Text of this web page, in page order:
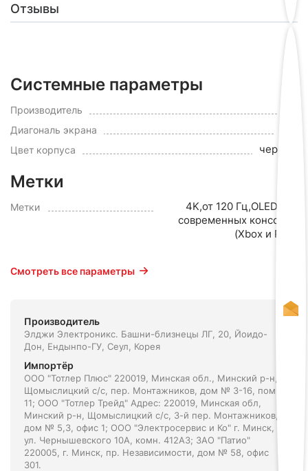
Отзывы
Системные параметры
Производитель
Диагональ экрана
Цвет корпуса черный
Метки
Метки
4K,от 120 Гц,OLED,для
современных консолей
(Xbox и PS5)
Смотреть все параметры
Производитель
Элджи Электроникс. Башни-близнецы ЛГ, 20, Йоидо-
Дон, Ендынпо-ГУ, Сеул, Корея
Импортёр
ООО "Тотлер Плюс" 220019, Минская обл., Минский р-н,
Щомыслицкий с/с, пер. Монтажников, дом № 3-16, пом.
11; ООО "Тотлер Трейд" Адрес: 220019, Минская обл,
Минский р-н, Щомыслицкий с/с, 3-й пер. Монтажников,
дом № 5,3, офис 1; ООО "Электросервис и Ко" г. Минск,
ул. Чернышевского 10А, комн. 412А3; ЗАО "Патио"
220005, г. Минск, пр. Независимости, дом № 58, офис
301.